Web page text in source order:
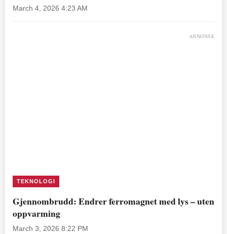
March 4, 2026 4:23 AM
ANNONSE
TEKNOLOGI
Gjennombrudd: Endrer ferromagnet med lys – uten
oppvarming
March 3, 2026 8:22 PM